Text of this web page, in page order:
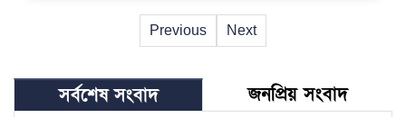
Previous Next
সর্বশেষ সংবাদ জনপ্রিয় সংবাদ